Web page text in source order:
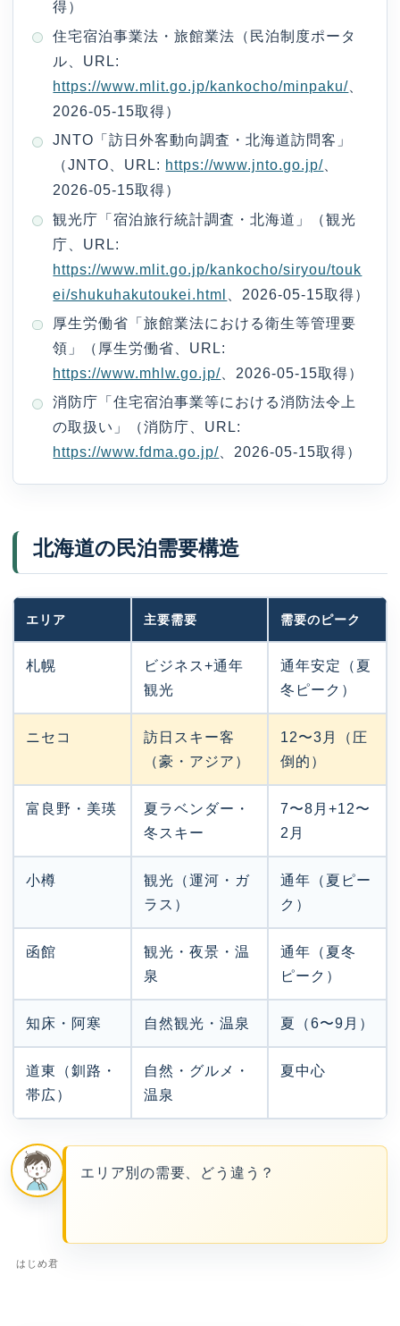
得）
住宅宿泊事業法・旅館業法（民泊制度ポータ
ル、URL:
https://www.mlit.go.jp/kankocho/minpaku/
2026-05-15取得）
JNTO「訪日外客動向調査・北海道訪問客」
（JNTO、URL: https://www.jnto.go.jp/
2026-05-15取得）
観光庁「宿泊旅行統計調査・北海道」（観光
庁、URL:
https://www.mlit.go.jp/kankocho/siryou/touk
ei/shukuhakutoukei.html
、2026-05-15取得）
厚生労働省「旅館業法における衛生等管理要
領」（厚生労働省、URL:
https://www.mhlw.go.jp/ 、2026-05-15取得）
消防庁「住宅宿泊事業等における消防法令上
の取扱い」（消防庁、URL:
https://www.fdma.go.jp/、2026-05-15取得）
北海道の民泊需要構造
エリア 主要需要 需要のピーク
札幌
ビジネス+通年
観光
通年安定（夏
冬ピーク）
ニセコ
訪日スキー客
（豪・アジア）
12〜3月（圧
倒的）
富良野・美瑛
夏ラベンダー・
冬スキー
7〜8月+12〜
2月
小樽
観光（運河・ガ
ラス）
通年（夏ピー
ク）
函館
観光・夜景・温
泉
通年（夏冬
ピーク）
知床・阿寒 自然観光・温泉 夏（6〜9月）
道東（釧路・
帯広）
自然・グルメ・
温泉
夏中心
はじめ君
エリア別の需要、どう違う？